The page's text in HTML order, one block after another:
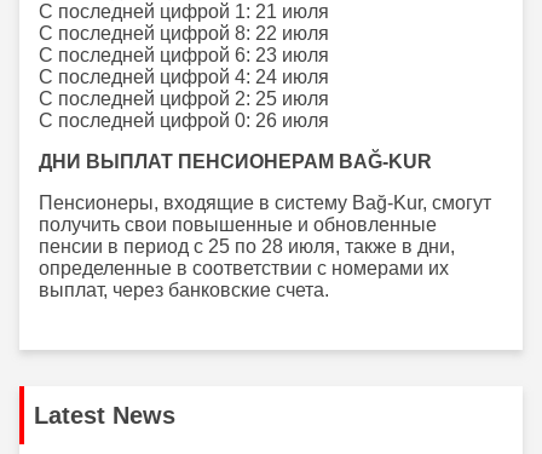
С последней цифрой 1: 21 июля
С последней цифрой 8: 22 июля
С последней цифрой 6: 23 июля
С последней цифрой 4: 24 июля
С последней цифрой 2: 25 июля
С последней цифрой 0: 26 июля
ДНИ ВЫПЛАТ ПЕНСИОНЕРАМ BAĞ-KUR
Пенсионеры, входящие в систему Bağ-Kur, смогут
получить свои повышенные и обновленные
пенсии в период с 25 по 28 июля, также в дни,
определенные в соответствии с номерами их
выплат, через банковские счета.
Latest News